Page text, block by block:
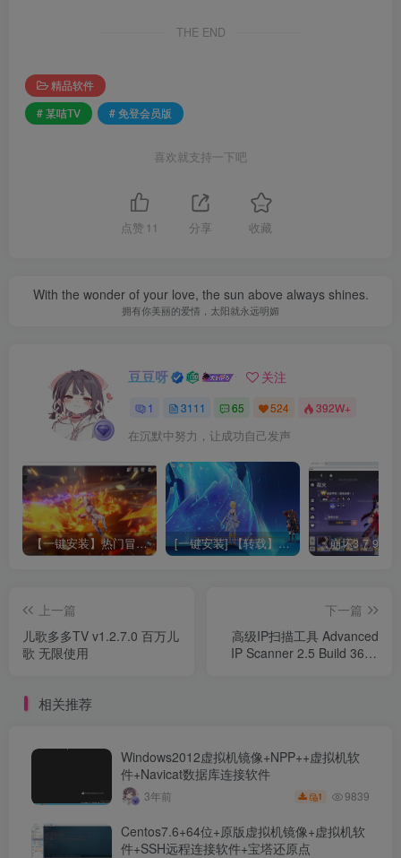
THE END
精品软件
# 某咭TV
# 免登会员版
喜欢就支持一下吧
点赞 11 分享 收藏
With the wonder of your love, the sun above always shines.
拥有你美丽的爱情，太阳就永远明媚
豆豆呀 关注
1 3111 65 524 392W+
在沉默中努力，让成功自己发声
【一键安装】热门冒险策略类游戏崩坏：星穹铁道全新2.3版本一键端+一键代理+一键启动+免虚拟机 [一键安装] 【转载】原神3.4真端服务端+源码+配套客户端+详尽说明+GM工具+源码说明文件
上一篇
儿歌多多TV v1.2.7.0 百万儿
歌 无限使用
下一篇
高级IP扫描工具 Advanced
IP Scanner 2.5 Build 3646
相关推荐
Windows2012虚拟机镜像+NPP++虚拟机软
件+Navicat数据库连接软件
3年前 1 9839
Centos7.6+64位+原版虚拟机镜像+虚拟机软
件+SSH远程连接软件+宝塔还原点